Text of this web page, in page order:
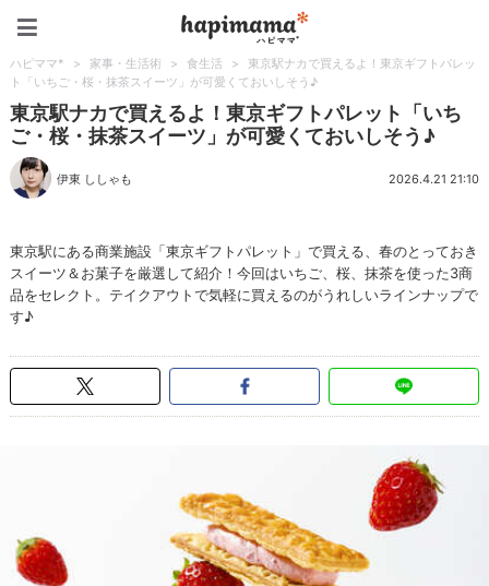
ハピママ* > 家事・生活術 > 食生活 >
東京駅ナカで買えるよ！東京ギフトパレッ
ト「いちご・桜・抹茶スイーツ」が可愛くておいしそう♪
東京駅ナカで買えるよ！東京ギフトパレット「いち
ご・桜・抹茶スイーツ」が可愛くておいしそう♪
伊東 ししゃも 2026.4.21 21:10
東京駅にある商業施設「東京ギフトパレット」で買える、春のとっておき
スイーツ＆お菓子を厳選して紹介！今回はいちご、桜、抹茶を使った3商
品をセレクト。テイクアウトで気軽に買えるのがうれしいラインナップで
す♪